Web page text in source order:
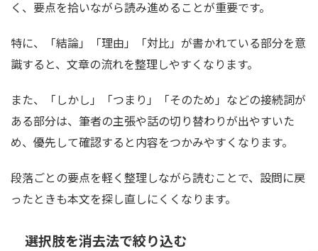
く、要点を拾いながら読み進めることが重要です。
特に、「結論」「理由」「対比」が書かれている部分を意
識すると、文章の流れを整理しやすくなります。
また、「しかし」「つまり」「そのため」などの接続詞が
ある部分は、筆者の主張や話の切り替わりが出やすいた
め、優先して確認すると内容をつかみやすくなります。
段落ごとの要点を軽く整理しながら読むことで、設問に戻
ったときも本文を探し直しにくくなります。
選択肢を消去法で絞り込む